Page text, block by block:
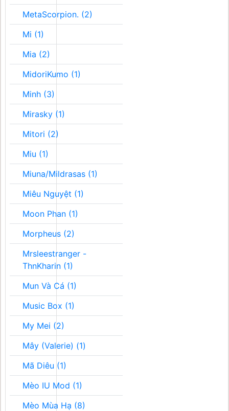
MetaScorpion. (2)
Mi (1)
Mia (2)
MidoriKumo (1)
Minh (3)
Mirasky (1)
Mitori (2)
Miu (1)
Miuna/Mildrasas (1)
Miêu Nguyệt (1)
Moon Phan (1)
Morpheus (2)
Mrsleestranger -
ThnKharin (1)
Mun Và Cá (1)
Music Box (1)
My Mei (2)
Mây (Valerie) (1)
Mã Diêu (1)
Mèo IU Mod (1)
Mèo Mùa Hạ (8)